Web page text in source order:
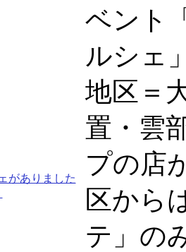
ベント
ルシェ
地区＝
置・雲
プの店
区から
テ」の